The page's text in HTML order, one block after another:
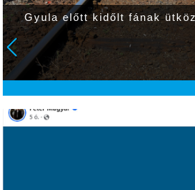
Gyula előtt kidőlt fának